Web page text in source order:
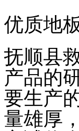
优质地
抚顺县
产品的
要生产
量雄厚